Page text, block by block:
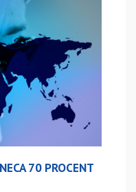
70 PROCENT